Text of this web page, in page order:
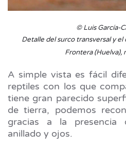
© Luis García-
Detalle del surco transversal y el
Frontera (Huelva),
A simple vista es fácil
reptiles con los que
tiene gran parecido
de tierra, podemos
gracias a la presencia
anillado y ojos.